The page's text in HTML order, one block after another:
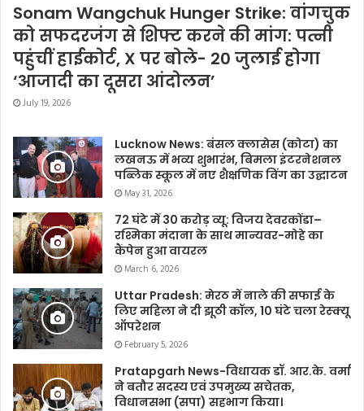
Sonam Wangchuk Hunger Strike: वांगचुक
को सफदरजंग से शिफ्ट करने की मांग: पत्नी
पहुंचीं हाईकोर्ट, X पर बोले- 20 जुलाई होगा
‘आजादी का दूसरा आंदोलन’
July 19, 2026
Lucknow News: बंसल क्लासेस (कोटा) का
लखनऊ में भव्य शुभारंभ, बिमला इंटरनेशनल
पब्लिक स्कूल में नए शैक्षणिक विंग का उद्घाटन
May 31, 2026
72 घंटे में 30 करोड़ व्यू: विजय देवरकोंडा–
रश्मिका मंदाना के साथ मान्यवर-मोहे का
कैंपेन हुआ वायरल
March 6, 2026
Uttar Pradesh: मेरठ में नाले की सफाई के
लिए महिला ने दी झूठी कॉल, 10 घंटे चला रेस्क्यू
ऑपरेशन
February 5, 2026
Pratapgarh News-विधायक डॉ. आर.के. वर्मा
ने बतौर सदस्य एवं उपमुख्य सचेतक,
विधानसभा (सपा) सहभाग किया।